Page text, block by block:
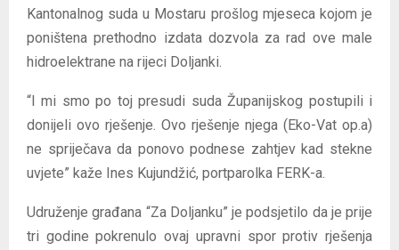
Kantonalnog suda u Mostaru prošlog mjeseca kojom je
poništena prethodno izdata dozvola za rad ove male
hidroelektrane na rijeci Doljanki.
“I mi smo po toj presudi suda Županijskog postupili i
donijeli ovo rješenje. Ovo rješenje njega (Eko-Vat op.a)
ne spriječava da ponovo podnese zahtjev kad stekne
uvjete” kaže Ines Kujundžić, portparolka FERK-a.
Udruženje građana “Za Doljanku” je podsjetilo da je prije
tri godine pokrenulo ovaj upravni spor protiv rješenja